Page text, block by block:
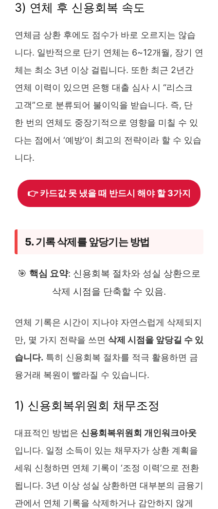
3) 연체 후 신용회복 속도
연체금 상환 후에도 점수가 바로 오르지는 않습
니다. 일반적으로 단기 연체는 6~12개월, 장기 연
체는 최소 3년 이상 걸립니다. 또한 최근 2년간
연체 이력이 있으면 은행 대출 심사 시 “리스크
고객”으로 분류되어 불이익을 받습니다. 즉, 단
한 번의 연체도 중장기적으로 영향을 미칠 수 있
다는 점에서 ‘예방’이 최고의 전략이라 할 수 있습
니다.
👉 카드값 못 냈을 때 반드시 해야 할 3가지
5. 기록 삭제를 앞당기는 방법
🎯 핵심 요약: 신용회복 절차와 성실 상환으로
삭제 시점을 단축할 수 있음.
연체 기록은 시간이 지나야 자연스럽게 삭제되지
만, 몇 가지 전략을 쓰면 삭제 시점을 앞당길 수 있
습니다. 특히 신용회복 절차를 적극 활용하면 금
융거래 복원이 빨라질 수 있습니다.
1) 신용회복위원회 채무조정
대표적인 방법은 신용회복위원회 개인워크아웃
입니다. 일정 소득이 있는 채무자가 상환 계획을
세워 신청하면 연체 기록이 ‘조정 이력’으로 전환
됩니다. 3년 이상 성실 상환하면 대부분의 금융기
관에서 연체 기록을 삭제하거나 감안하지 않게